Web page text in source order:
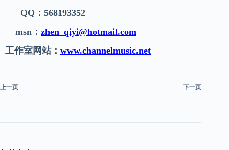
QQ：568193352
msn： zhen_qiyi@hotmail.com
工作室网站： www.channelmusic.net
上一页 下一页